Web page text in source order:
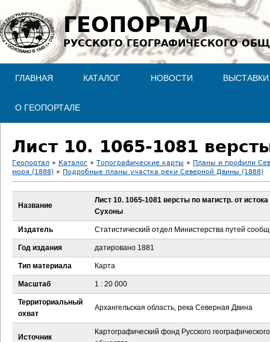
Jump to navigation
ГЕОПОРТАЛ
РУССКОГО ГЕОГРАФИЧЕСКОГО
ГЛАВНАЯ КАТАЛОГ НОВОСТИ ВЫСТАВКИ
О ГЕОПОРТАЛЕ
В
ы
д
е
с
ь
Геопортал » Каталог » Топографические карты » Планы и профили
моря (1888) » Подробные планы участка реки Северной Двины (1888)
Название
Лист 10. 1065-1081 версты по магистр. от истока
Сухоны
Издатель Статистический отдел Министерства путей
Год издания датировано 1881
Тип материала Карта
Масштаб 1 : 20 000
Территориальный
охват
Архангельская область, река Северная Двина
Источник
Картографический фонд Русского географического